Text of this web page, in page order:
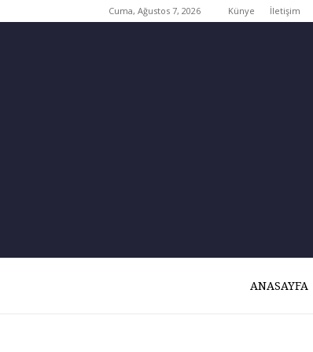
Cuma, Ağustos 7, 2026 Künye İletişim
ANASAYFA